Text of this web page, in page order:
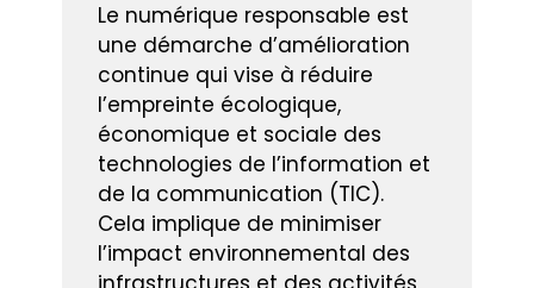
Le numérique responsable est
une démarche d’amélioration
continue qui vise à réduire
l’empreinte écologique,
économique et sociale des
technologies de l’information et
de la communication (TIC).
Cela implique de minimiser
l’impact environnemental des